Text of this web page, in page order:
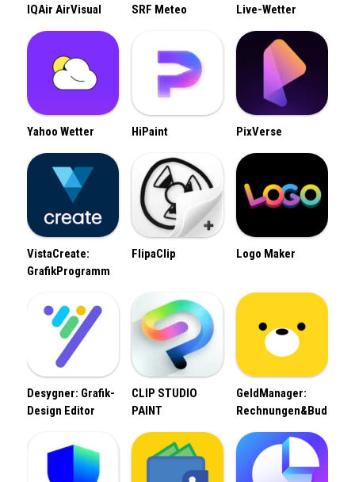
IQAir AirVisual SRF Meteo Live-Wetter
Yahoo Wetter HiPaint PixVerse
VistaCreate:
GrafikProgramm
FlipaClip Logo Maker
Desygner: Grafik-
Design Editor
CLIP STUDIO
PAINT
GeldManager:
Rechnungen&Budget